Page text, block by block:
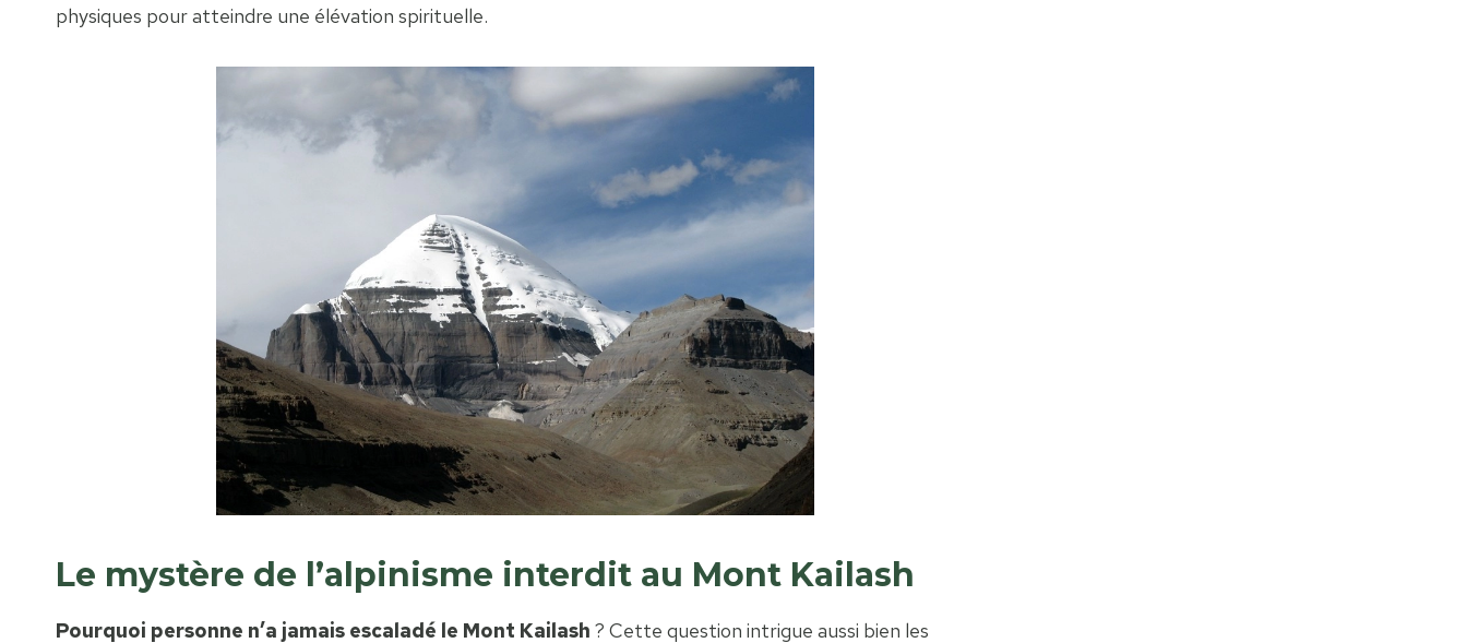
physiques pour atteindre une élévation spirituelle.
Le mystère de l’alpinisme interdit au Mont Kailash
Pourquoi personne n’a jamais escaladé le Mont Kailash ? Cette question intrigue aussi bien les